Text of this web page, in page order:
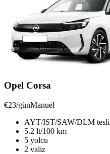
Opel Corsa
€23/günManuel
AYT/IST/SAW/DLM
5.2 lt/100 km
5 yolcu
2 valiz